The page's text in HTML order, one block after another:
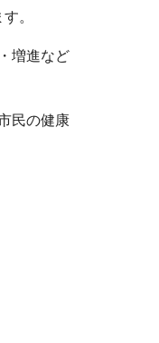
。
増進など
民の健康